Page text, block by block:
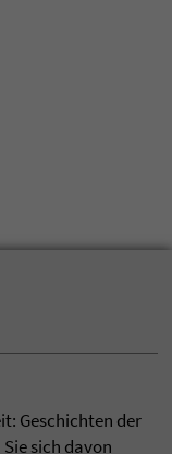
Geschichten der
sich davon